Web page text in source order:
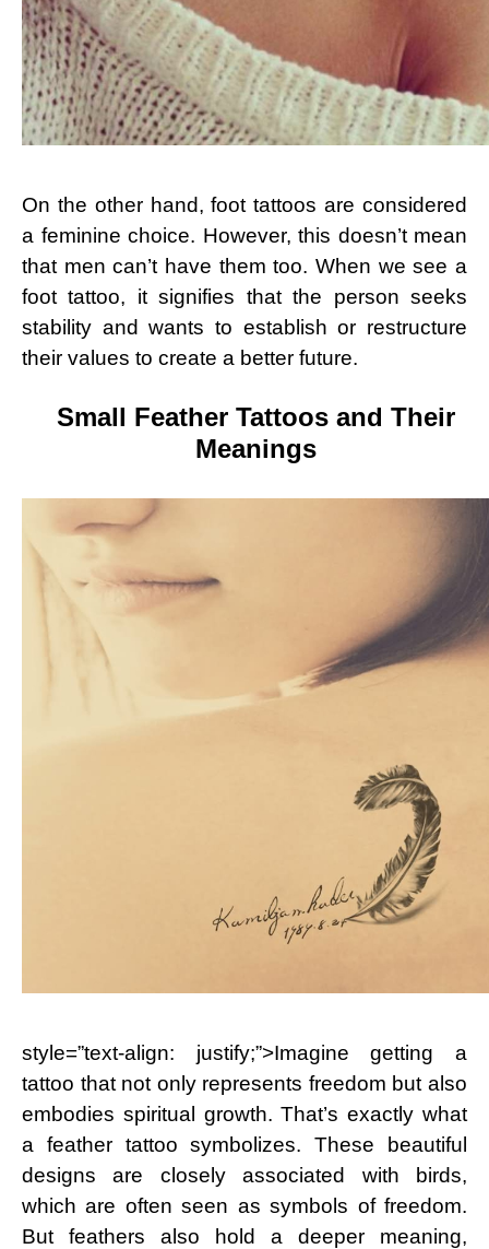
On the other hand, foot tattoos are considered
a feminine choice. However, this doesn’t mean
that men can’t have them too. When we see a
foot tattoo, it signifies that the person seeks
stability and wants to establish or restructure
their values to create a better future.
Small Feather Tattoos and Their
Meanings
style=”text-align: justify;”>Imagine getting a
tattoo that not only represents freedom but also
embodies spiritual growth. That’s exactly what
a feather tattoo symbolizes. These beautiful
designs are closely associated with birds,
which are often seen as symbols of freedom.
But feathers also hold a deeper meaning,